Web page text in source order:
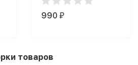
990 ₽
товаров